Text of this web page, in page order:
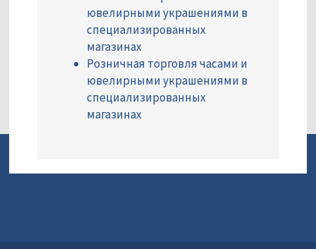
ювелирными украшениями в
специализированных
магазинах
Розничная торговля часами и
ювелирными украшениями в
специализированных
магазинах